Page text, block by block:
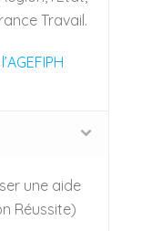
Travail.
une aide
Réussite)